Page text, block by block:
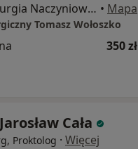
Nasielska 44 lokal Chirurgia Naczyniowa, Warszawa • Mapa
Tomasz Wołoszko
350 zł
Cała
Proktolog · Więcej